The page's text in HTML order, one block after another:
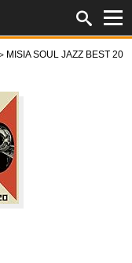
MISIA SOUL JAZZ BEST 20